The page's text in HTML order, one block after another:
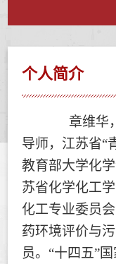
个人简介
章维华，
导师，江苏省“
教育部大学化
苏省化学化工
化工专业委员
药环境评价与
员。“十四五”